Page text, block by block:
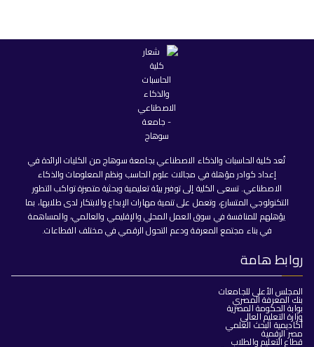
تُعد كلية الحاسبات والذكاء الاصطناعي بجامعة سوهاج من الكليات الرائدة في
إعداد كوادر مؤهلة في مجالات علوم الحاسب ونظم المعلومات والذكاء
الاصطناعي. تسعى الكلية إلى توفير بيئة تعليمية وبحثية متميزة تواكب التطور
التكنولوجي المتسارع، وتعمل على تنمية مهارات الإبداع والابتكار لدى طلابها، بما
يؤهلهم للمنافسة في سوق العمل المحلي والإقليمي والعالمي، والمساهمة
في بناء مجتمع المعرفة ودعم التحول الرقمي في مختلف القطاعات.
روابط هامة
المجلس الأعلى للجامعات
بنك المعرفة المصري
بوابة الحكومة المصرية
وزارة التعليم العالي
أكاديمية البحث العلمي
مصر الرقمية
قطاع التعليم والطلاب